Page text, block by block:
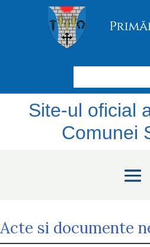
Site-ul oficial
Comunei
Acte si documente